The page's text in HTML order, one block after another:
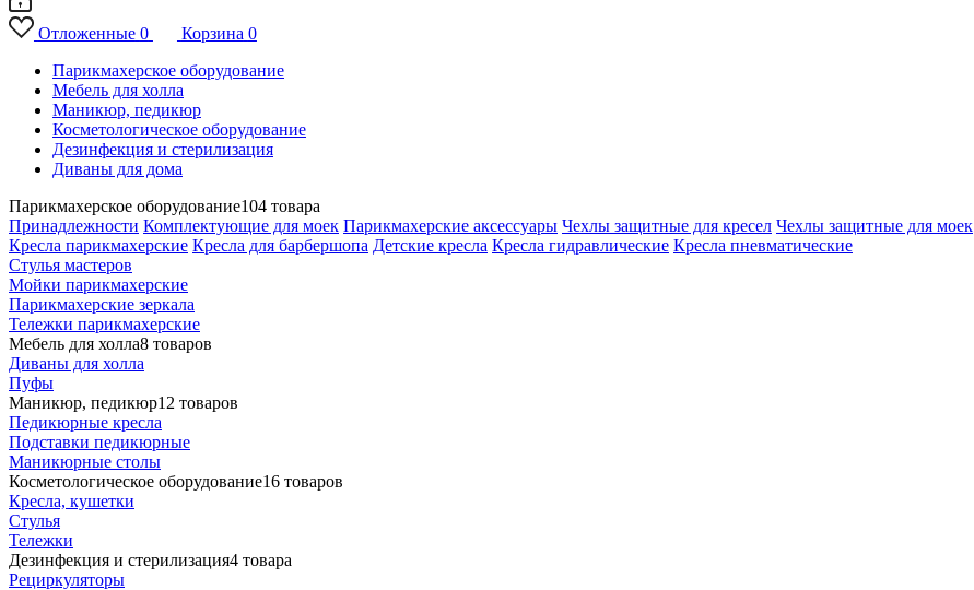
Отложенные 0 Корзина 0
Парикмахерское оборудование
Мебель для холла
Маникюр, педикюр
Косметологическое оборудование
Дезинфекция и стерилизация
Диваны для дома
Парикмахерское оборудование104 товара
Принадлежности Комплектующие для моек Парикмахерские аксессуары Чехлы защитные для кресел Чехлы защитные для моек
Кресла парикмахерские Кресла для барбершопа Детские кресла Кресла гидравлические Кресла пневматические
Стулья мастеров
Мойки парикмахерские
Парикмахерские зеркала
Тележки парикмахерские
Мебель для холла8 товаров
Диваны для холла
Пуфы
Маникюр, педикюр12 товаров
Педикюрные кресла
Подставки педикюрные
Маникюрные столы
Косметологическое оборудование16 товаров
Кресла, кушетки
Стулья
Тележки
Дезинфекция и стерилизация4 товара
Рециркуляторы